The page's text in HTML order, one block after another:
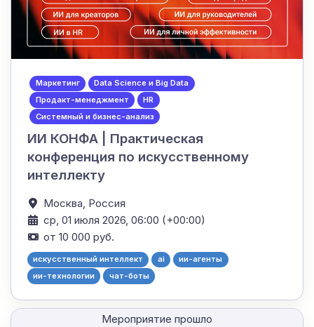
Маркетинг
Data Science и Big Data
Продакт-менеджмент
HR
Системный и бизнес-анализ
ИИ КОНФА | Практическая
конференция по искусственному
интеллекту
Москва, Россия
ср, 01 июля 2026, 06:00 (+00:00)
от 10 000 руб.
искусственный интеллект ai
ии-агенты
ии-технологии
чат-боты
Мероприятие прошло